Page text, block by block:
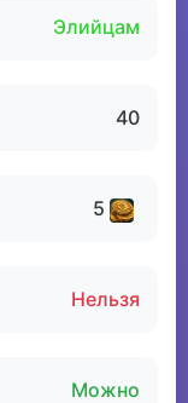
Элийцам
40
5
Нельзя
Можно